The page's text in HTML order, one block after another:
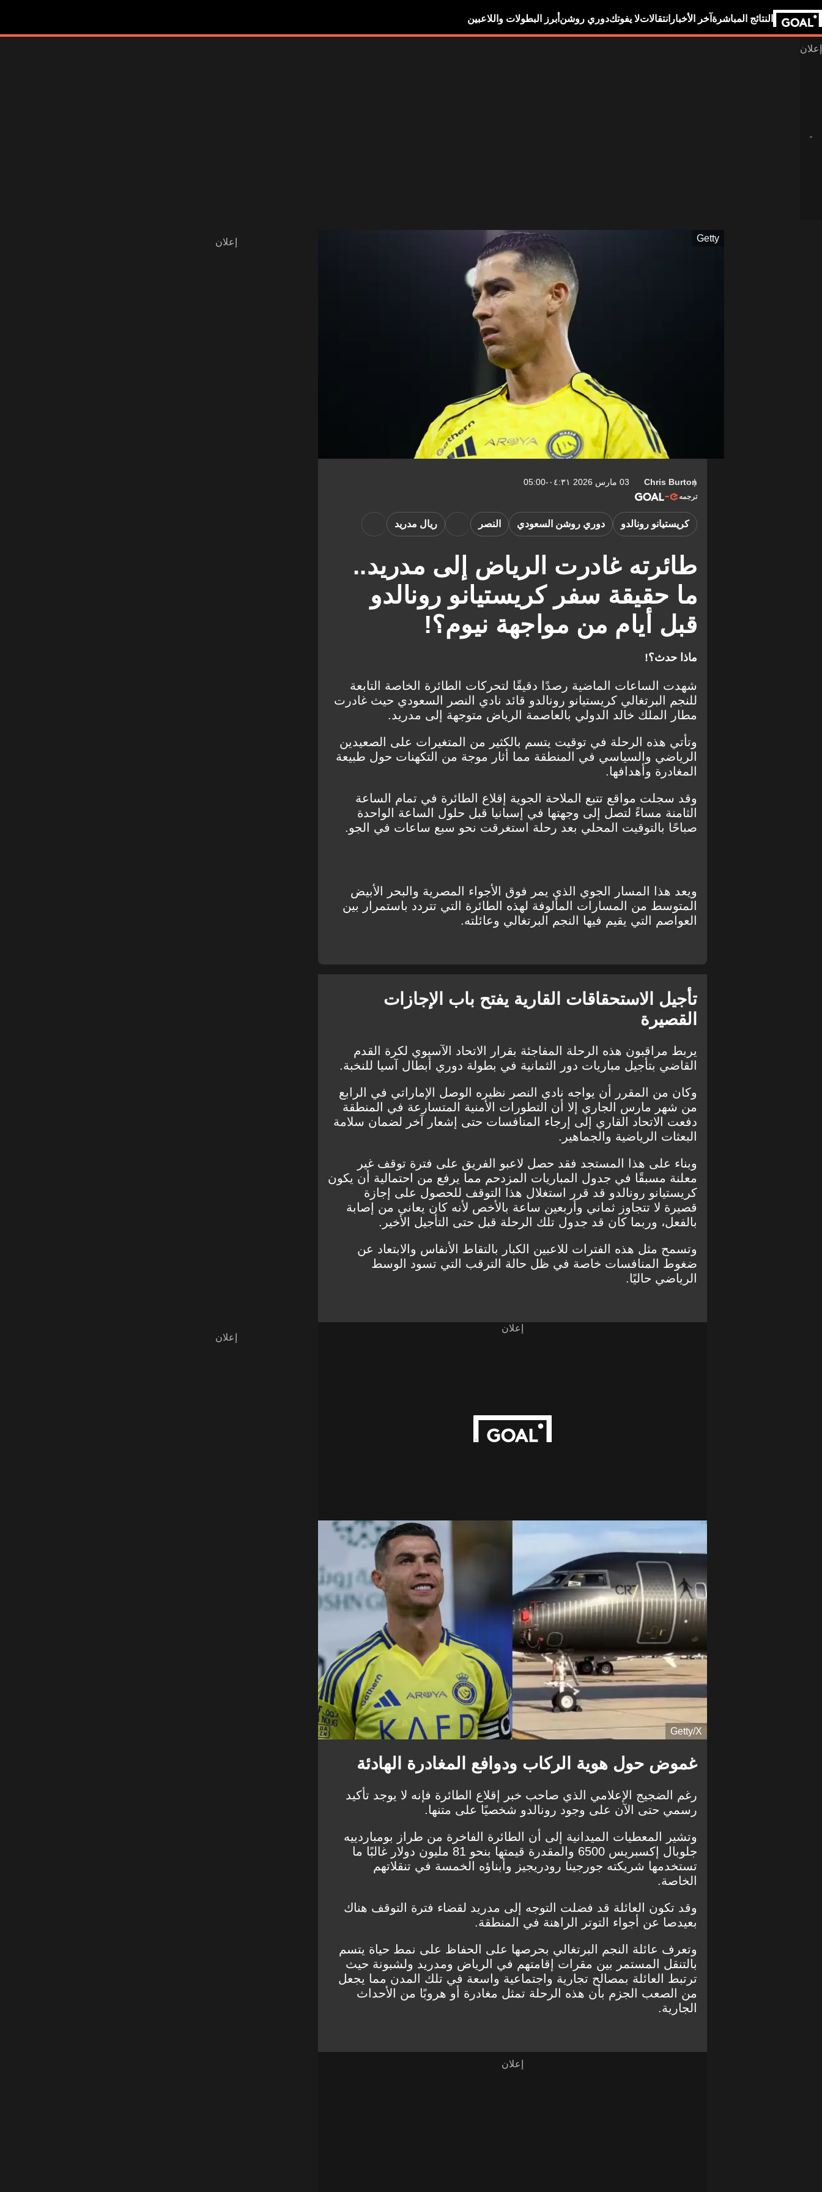
النتائج المباشرة آخر الأخبار انتقالاتلا يفوتكدوري روشن أبرز البطولات واللاعبين
Getty
Chris Burton 03 مارس 2026 ٠٤:٣١-05:00
ترجمه
طائرته غادرت الرياض إلى مدريد..
ما حقيقة سفر كريستيانو رونالدو
قبل أيام من مواجهة نيوم؟!
كريستيانو رونالدو دوري روشن السعودي النصر ريال مدريد
ماذا حدث؟!
شهدت الساعات الماضية رصدًا دقيقًا لتحركات الطائرة الخاصة التابعة
للنجم البرتغالي كريستيانو رونالدو قائد نادي النصر السعودي حيث غادرت
مطار الملك خالد الدولي بالعاصمة الرياض متوجهة إلى مدريد.
وتأتي هذه الرحلة في توقيت يتسم بالكثير من المتغيرات على الصعيدين
الرياضي والسياسي في المنطقة مما أثار موجة من التكهنات حول طبيعة
المغادرة وأهدافها.
وقد سجلت مواقع تتبع الملاحة الجوية إقلاع الطائرة في تمام الساعة
الثامنة مساءً لتصل إلى وجهتها في إسبانيا قبل حلول الساعة الواحدة
صباحًا بالتوقيت المحلي بعد رحلة استغرقت نحو سبع ساعات في الجو.
ويعد هذا المسار الجوي الذي يمر فوق الأجواء المصرية والبحر الأبيض
المتوسط من المسارات المألوفة لهذه الطائرة التي تتردد باستمرار بين
العواصم التي يقيم فيها النجم البرتغالي وعائلته.
تأجيل الاستحقاقات القارية يفتح باب الإجازات
القصيرة
يربط مراقبون هذه الرحلة المفاجئة بقرار الاتحاد الآسيوي لكرة القدم
القاضي بتأجيل مباريات دور الثمانية في بطولة دوري أبطال آسيا للنخبة.
وكان من المقرر أن يواجه نادي النصر نظيره الوصل الإماراتي في الرابع
من شهر مارس الجاري إلا أن التطورات الأمنية المتسارعة في المنطقة
دفعت الاتحاد القاري إلى إرجاء المنافسات حتى إشعار آخر لضمان سلامة
البعثات الرياضية والجماهير.
وبناء على هذا المستجد فقد حصل لاعبو الفريق على فترة توقف غير
معلنة مسبقًا في جدول المباريات المزدحم مما يرفع من احتمالية أن يكون
كريستيانو رونالدو قد قرر استغلال هذا التوقف للحصول على إجازة
قصيرة لا تتجاوز ثماني وأربعين ساعة بالأخص لأنه كان يعاني من إصابة
بالفعل، وربما كان قد جدول تلك الرحلة قبل حتى التأجيل الأخير.
وتسمح مثل هذه الفترات للاعبين الكبار بالتقاط الأنفاس والابتعاد عن
ضغوط المنافسات خاصة في ظل حالة الترقب التي تسود الوسط
الرياضي حاليًا.
إعلان
Getty/X
غموض حول هوية الركاب ودوافع المغادرة الهادئة
رغم الضجيج الإعلامي الذي صاحب خبر إقلاع الطائرة فإنه لا يوجد تأكيد
رسمي حتى الآن على وجود رونالدو شخصيًا على متنها.
وتشير المعطيات الميدانية إلى أن الطائرة الفاخرة من طراز بومباردييه
جلوبال إكسبريس 6500 والمقدرة قيمتها بنحو 81 مليون دولار غالبًا ما
تستخدمها شريكته جورجينا رودريجيز وأبناؤه الخمسة في تنقلاتهم
الخاصة.
وقد تكون العائلة قد فضلت التوجه إلى مدريد لقضاء فترة التوقف هناك
بعيدصا عن أجواء التوتر الراهنة في المنطقة.
وتعرف عائلة النجم البرتغالي بحرصها على الحفاظ على نمط حياة يتسم
بالتنقل المستمر بين مقرات إقامتهم في الرياض ومدريد ولشبونة حيث
ترتبط العائلة بمصالح تجارية واجتماعية واسعة في تلك المدن مما يجعل
من الصعب الجزم بأن هذه الرحلة تمثل مغادرة أو هروبًا من الأحداث
الجارية.